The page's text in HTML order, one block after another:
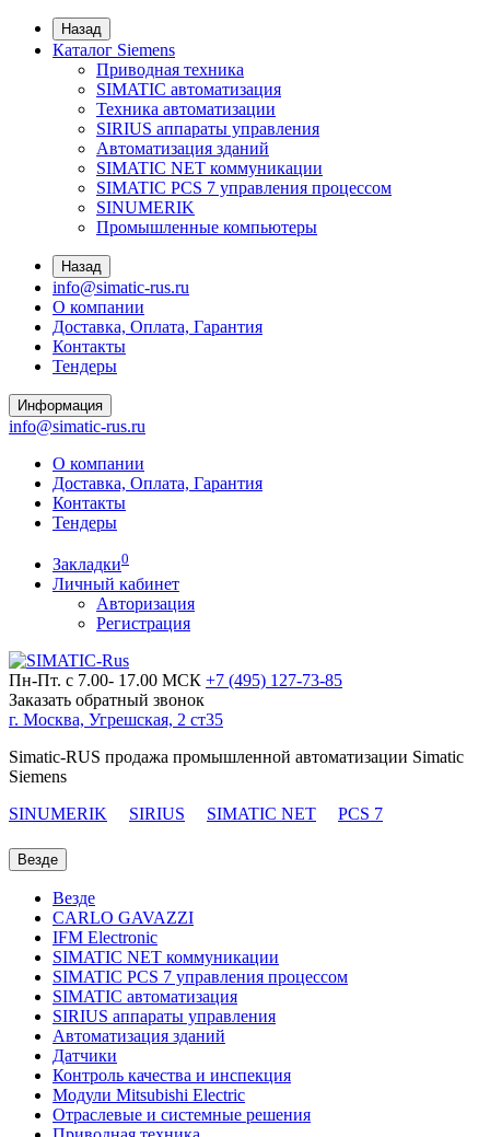
Назад
Каталог Siemens
Приводная техника
SIMATIC автоматизация
Техника автоматизации
SIRIUS аппараты управления
Автоматизация зданий
SIMATIC NET коммуникации
SIMATIC PCS 7 управления процессом
SINUMERIK
Промышленные компьютеры
Назад
info@simatic-rus.ru
О компании
Доставка, Оплата, Гарантия
Контакты
Тендеры
Информация
info@simatic-rus.ru
О компании
Доставка, Оплата, Гарантия
Контакты
Тендеры
Закладки0
Личный кабинет
Авторизация
Регистрация
Пн-Пт. с 7.00- 17.00 МСК +7 (495) 127-73-85
Заказать обратный звонок
г. Москва, Угрешская, 2 ст35
Simatic-RUS продажа промышленной автоматизации Simatic
Siemens
SINUMERIK
SIRIUS SIMATIC NET PCS 7
Везде
Везде
CARLO GAVAZZI
IFM Electronic
SIMATIC NET коммуникации
SIMATIC PCS 7 управления процессом
SIMATIC автоматизация
SIRIUS аппараты управления
Автоматизация зданий
Датчики
Контроль качества и инспекция
Модули Mitsubishi Electric
Отраслевые и системные решения